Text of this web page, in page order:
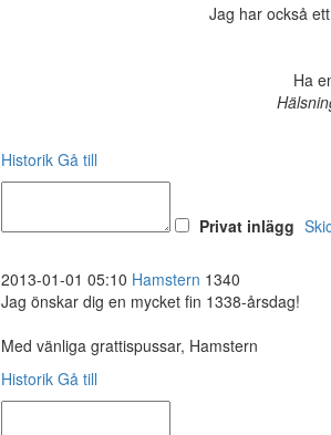
Jag har också
Ha
Historik Gå till
Privat inlägg
2013-01-01 05:10 Hamstern 1340
Jag önskar dig en mycket fin 1338-årsdag!
Med vänliga grattispussar, Hamstern
Historik Gå till